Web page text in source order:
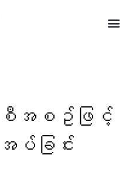
စီအစဥ်ဖြင့်
အပ်ခြင်း